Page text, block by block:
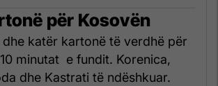
për Kosovën
katër kartonë të verdhë për
minutat e fundit. Korenica,
dhe Kastrati të ndëshkuar.